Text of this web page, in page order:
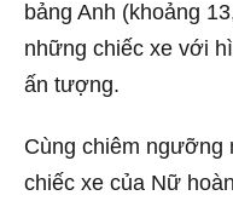
bảng Anh (khoảng
những chiếc xe với
ấn tượng.
Cùng chiêm ngưỡng
chiếc xe của Nữ